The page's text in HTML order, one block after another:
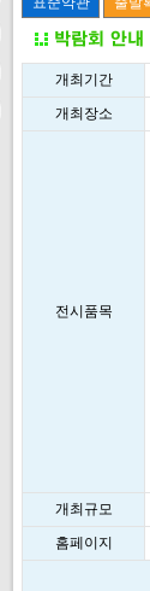
개최기간
개최장소
전시품목
개최규모
홈페이지